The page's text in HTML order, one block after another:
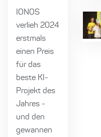
IONOS
verlieh 2024
erstmals
einen Preis
für das
beste KI-
Projekt des
Jahres -
und den
gewannen